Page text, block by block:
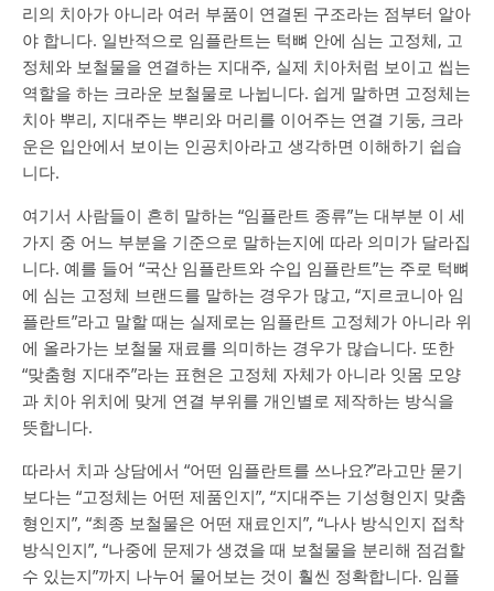
리의 치아가 아니라 여러 부품이 연결된 구조라는 점부터 알아
야 합니다. 일반적으로 임플란트는 턱뼈 안에 심는 고정체, 고
정체와 보철물을 연결하는 지대주, 실제 치아처럼 보이고 씹는
역할을 하는 크라운 보철물로 나뉩니다. 쉽게 말하면 고정체는
치아 뿌리, 지대주는 뿌리와 머리를 이어주는 연결 기둥, 크라
운은 입안에서 보이는 인공치아라고 생각하면 이해하기 쉽습
니다.
여기서 사람들이 흔히 말하는 “임플란트 종류”는 대부분 이 세
가지 중 어느 부분을 기준으로 말하는지에 따라 의미가 달라집
니다. 예를 들어 “국산 임플란트와 수입 임플란트”는 주로 턱뼈
에 심는 고정체 브랜드를 말하는 경우가 많고, “지르코니아 임
플란트”라고 말할 때는 실제로는 임플란트 고정체가 아니라 위
에 올라가는 보철물 재료를 의미하는 경우가 많습니다. 또한
“맞춤형 지대주”라는 표현은 고정체 자체가 아니라 잇몸 모양
과 치아 위치에 맞게 연결 부위를 개인별로 제작하는 방식을
뜻합니다.
따라서 치과 상담에서 “어떤 임플란트를 쓰나요?”라고만 묻기
보다는 “고정체는 어떤 제품인지”, “지대주는 기성형인지 맞춤
형인지”, “최종 보철물은 어떤 재료인지”, “나사 방식인지 접착
방식인지”, “나중에 문제가 생겼을 때 보철물을 분리해 점검할
수 있는지”까지 나누어 물어보는 것이 훨씬 정확합니다. 임플